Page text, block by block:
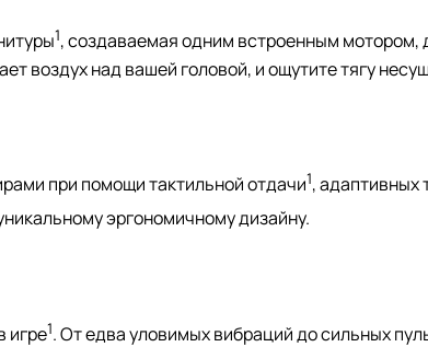
1, создаваемая одним встроенным мотором,
воздух над вашей головой, и ощутите тягу
при помощи тактильной отдачи1, адаптивных
эргономичному дизайну.
игре1‎. От едва уловимых вибраций до сильных